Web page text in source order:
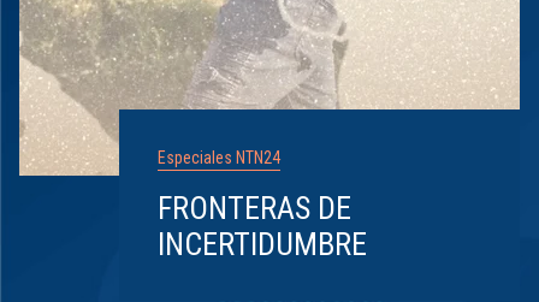
Especiales NTN24
FRONTERAS DE
INCERTIDUMBRE